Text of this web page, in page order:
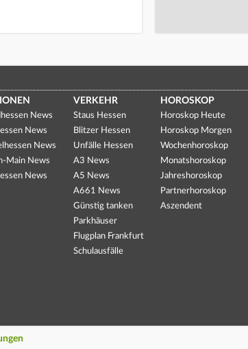
News
News
News
Main News
News
VERKEHR
Staus Hessen
Blitzer Hessen
Unfälle Hessen
A3 News
A5 News
A661 News
Günstig tanken
Parkhäuser
Flugplan Frankfurt
Schulausfälle
HOROSKOP
Horoskop Heute
Horoskop Morgen
Wochenhoroskop
Monatshoroskop
Jahreshoroskop
Partnerhoroskop
Aszendent